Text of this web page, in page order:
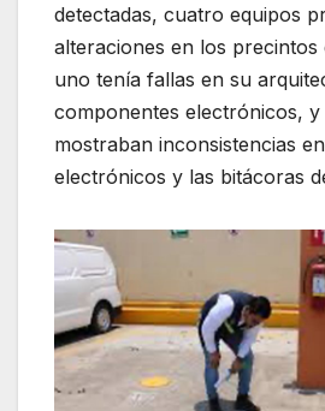
detectadas, cuatro equipos
alteraciones en los precintos
uno tenía fallas en su
componentes electrónicos, y
mostraban inconsistencias
electrónicos y las bitácoras